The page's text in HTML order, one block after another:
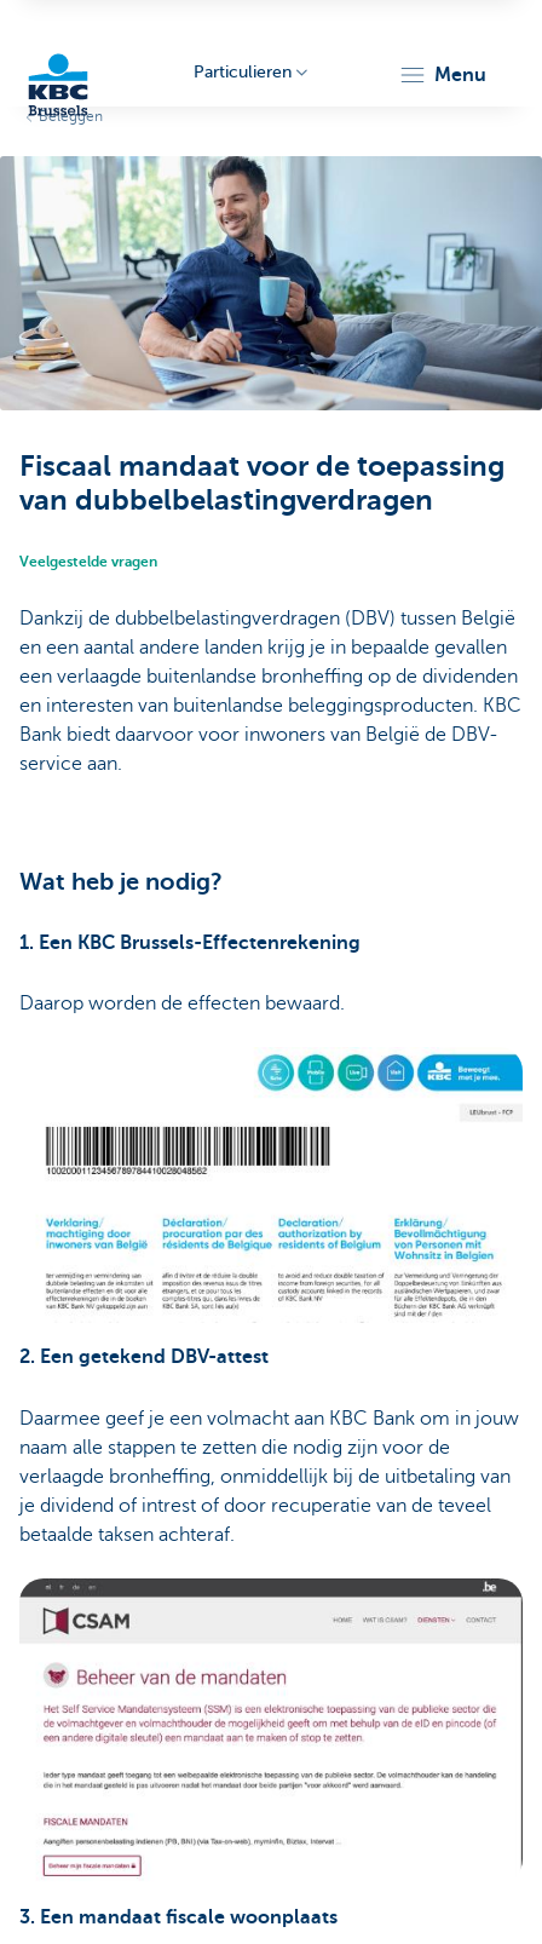
Brussels
Particulieren menu
Beleggen
Fiscaal mandaat voor de toepassing
van dubbelbelastingverdragen
Veelgestelde vragen
Dankzij de dubbelbelastingverdragen (DBV) tussen België
en een aantal andere landen krijg je in bepaalde gevallen
een verlaagde buitenlandse bronheffing op de dividenden
en interesten van buitenlandse beleggingsproducten. KBC
Bank biedt daarvoor voor inwoners van België de DBV-
service aan.
Wat heb je nodig?
1. Een KBC Brussels-Effectenrekening
Daarop worden de effecten bewaard.
2. Een getekend DBV-attest
Daarmee geef je een volmacht aan KBC Bank om in jouw
naam alle stappen te zetten die nodig zijn voor de
verlaagde bronheffing, onmiddellijk bij de uitbetaling van
je dividend of intrest of door recuperatie van de teveel
betaalde taksen achteraf.
3. Een mandaat fiscale woonplaats